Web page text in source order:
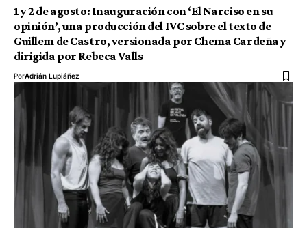
1 y 2 de agosto: Inauguración con ‘El Narciso en su
opinión’, una producción del IVC sobre el texto de
Guillem de Castro, versionada por Chema Cardeña y
dirigida por Rebeca Valls
PorAdrián Lupiáñez